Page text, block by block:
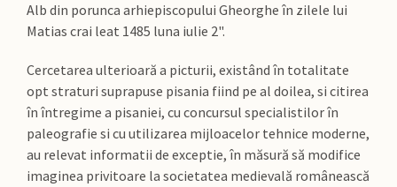
Alb din porunca arhiepiscopului Gheorghe în zilele lui
Matias crai leat 1485 luna iulie 2".
Cercetarea ulterioară a picturii, existând în totalitate
opt straturi suprapuse pisania fiind pe al doilea, si citirea
în întregime a pisaniei, cu concursul specialistilor în
paleografie si cu utilizarea mijloacelor tehnice moderne,
au relevat informatii de exceptie, în măsură să modifice
imaginea privitoare la societatea medievală românească